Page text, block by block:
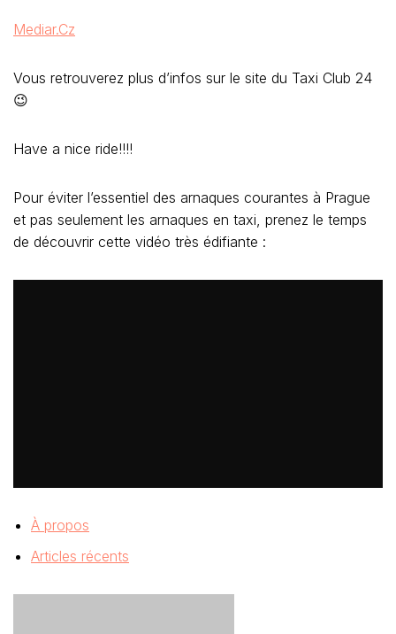
Mediar.Cz
Vous retrouverez plus d’infos sur le site du Taxi Club 24
😉
Have a nice ride!!!!
Pour éviter l’essentiel des arnaques courantes à Prague
et pas seulement les arnaques en taxi, prenez le temps
de découvrir cette vidéo très édifiante :
À propos
Articles récents